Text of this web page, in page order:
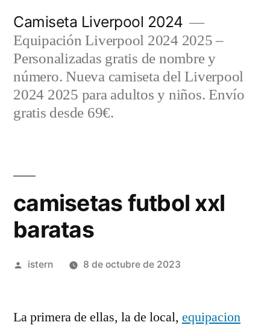
contenido
Camiseta Liverpool 2024
Equipación Liverpool 2024 2025 –
Personalizadas gratis de nombre y
número. Nueva camiseta del Liverpool
2024 2025 para adultos y niños. Envío
gratis desde 69€.
camisetas futbol xxl
baratas
Publicado
istern 8 de octubre de 2023
La primera de ellas, la de local, equipacion